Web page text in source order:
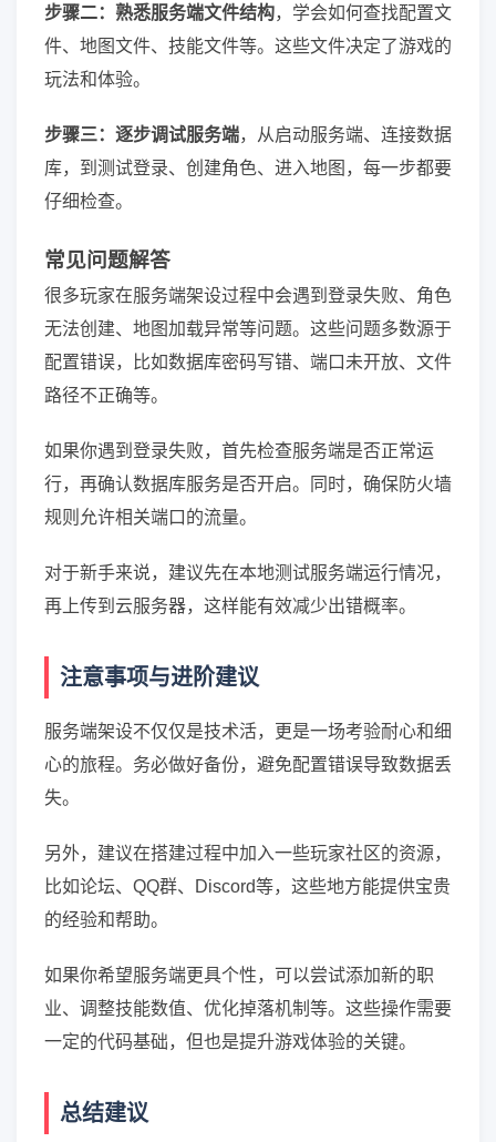
步骤二：熟悉服务端文件结构，学会如何查找配置文
件、地图文件、技能文件等。这些文件决定了游戏的
玩法和体验。
步骤三：逐步调试服务端，从启动服务端、连接数据
库，到测试登录、创建角色、进入地图，每一步都要
仔细检查。
常见问题解答
很多玩家在服务端架设过程中会遇到登录失败、角色
无法创建、地图加载异常等问题。这些问题多数源于
配置错误，比如数据库密码写错、端口未开放、文件
路径不正确等。
如果你遇到登录失败，首先检查服务端是否正常运
行，再确认数据库服务是否开启。同时，确保防火墙
规则允许相关端口的流量。
对于新手来说，建议先在本地测试服务端运行情况，
再上传到云服务器，这样能有效减少出错概率。
注意事项与进阶建议
服务端架设不仅仅是技术活，更是一场考验耐心和细
心的旅程。务必做好备份，避免配置错误导致数据丢
失。
另外，建议在搭建过程中加入一些玩家社区的资源，
比如论坛、QQ群、Discord等，这些地方能提供宝贵
的经验和帮助。
如果你希望服务端更具个性，可以尝试添加新的职
业、调整技能数值、优化掉落机制等。这些操作需要
一定的代码基础，但也是提升游戏体验的关键。
总结建议